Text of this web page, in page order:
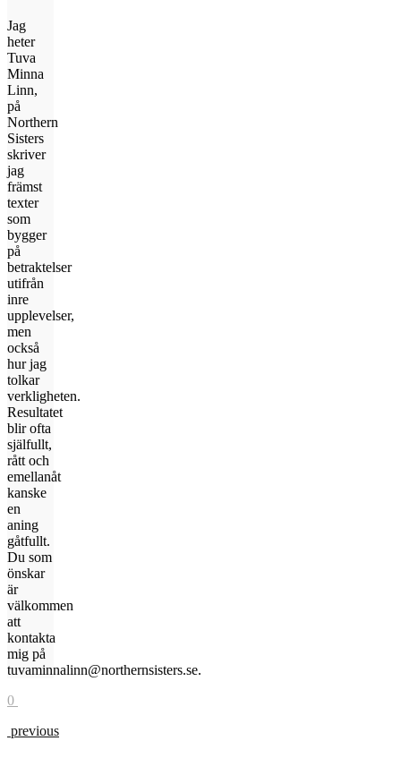
Jag
heter
Tuva
Minna
Linn,
på
Northern
Sisters
skriver
jag
främst
texter
som
bygger
på
betraktelser
utifrån
inre
upplevelser,
men
också
hur jag
tolkar
verkligheten.
Resultatet
blir ofta
själfullt,
rått och
emellanåt
kanske
en
aning
gåtfullt.
Du som
önskar
är
välkommen
att
kontakta
mig på
tuvaminnalinn@northernsisters.se.
0
previous